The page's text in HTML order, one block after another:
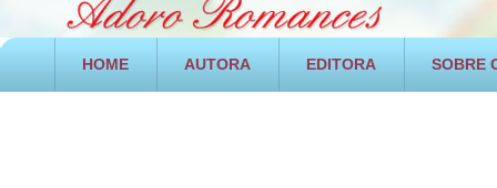
HOME AUTORA EDITORA SOBRE